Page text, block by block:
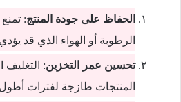
الحفاظ على جودة المنتج:
الرطوبة أو الهواء الذي قد
تحسين عمر التخزين: التغليف
المنتجات طازجة لفترات